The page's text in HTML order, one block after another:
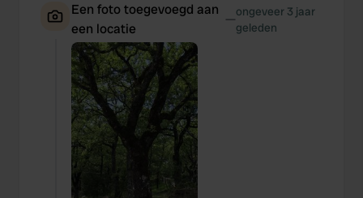
Een foto toegevoegd aan
een locatie
—ongeveer 3 jaar
geleden